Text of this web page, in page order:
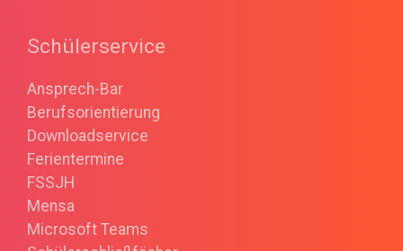
Schülerservice
Ansprech-Bar
Berufsorientierung
Downloadservice
Ferientermine
FSSJH
Mensa
Microsoft Teams